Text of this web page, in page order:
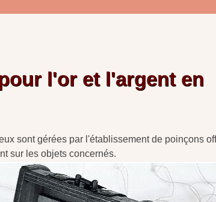
l'or et l'argent en
sont gérées par l'établissement de poinçons
sur les objets concernés.